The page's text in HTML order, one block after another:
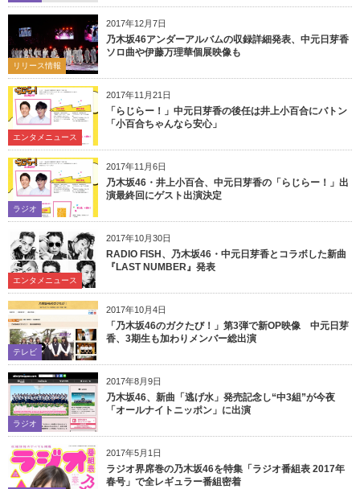
2017年12月7日
リリース情報
乃木坂46アンダーアルバムの収録詳細発表、中元日芽香
ソロ曲や伊藤万理華個展映像も
2017年11月21日
エンタメニュース
「らじらー！」中元日芽香の後任は井上小百合にバトン
「小百合ちゃんなら安心」
2017年11月6日
ラジオ
乃木坂46・井上小百合、中元日芽香の「らじらー！」出
演最終回にゲスト出演決定
2017年10月30日
エンタメニュース
RADIO FISH、乃木坂46・中元日芽香とコラボした新曲
『LAST NUMBER』発表
2017年10月4日
テレビ
「乃木坂46のガクたび！」第3弾で新OP映像 中元日芽
香、3期生も加わりメンバー総出演
2017年8月9日
ラジオ
乃木坂46、新曲「逃げ水」発売記念し“中3組”が今夜
「オールナイトニッポン」に出演
2017年5月1日
ラジオ界席巻の乃木坂46を特集「ラジオ番組表 2017年
春号」で全レギュラー番組密着